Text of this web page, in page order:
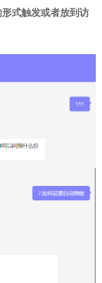
式触发或者放到访